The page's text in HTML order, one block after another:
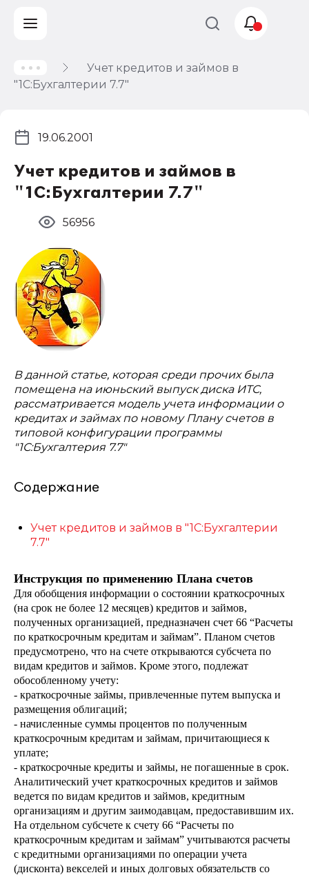
Учет кредитов и займов в
"1С:Бухгалтерии 7.7"
Учет кредитов и займов в
"1С:Бухгалтерии 7.7"
19.06.2001
56956
В данной статье, которая среди прочих была
помещена на июньский выпуск диска ИТС,
рассматривается модель учета информации о
кредитах и займах по новому Плану счетов в
типовой конфигурации программы
"1С:Бухгалтерия 7.7"
Содержание
Учет кредитов и займов в "1С:Бухгалтерии
7.7"
Инструкция по применению Плана счетов
Для обобщения информации о состоянии краткосрочных
(на срок не более 12 месяцев) кредитов и займов,
полученных организацией, предназначен счет 66 “Расчеты
по краткосрочным кредитам и займам”. Планом счетов
предусмотрено, что на счете открываются субсчета по
видам кредитов и займов. Кроме этого, подлежат
обособленному учету:
- краткосрочные займы, привлеченные путем выпуска и
размещения облигаций;
- начисленные суммы процентов по полученным
краткосрочным кредитам и займам, причитающиеся к
уплате;
- краткосрочные кредиты и займы, не погашенные в срок.
Аналитический учет краткосрочных кредитов и займов
ведется по видам кредитов и займов, кредитным
организациям и другим заимодавцам, предоставившим их.
На отдельном субсчете к счету 66 “Расчеты по
краткосрочным кредитам и займам” учитываются расчеты
с кредитными организациями по операции учета
(дисконта) векселей и иных долговых обязательств со
Учет и
налогообложение